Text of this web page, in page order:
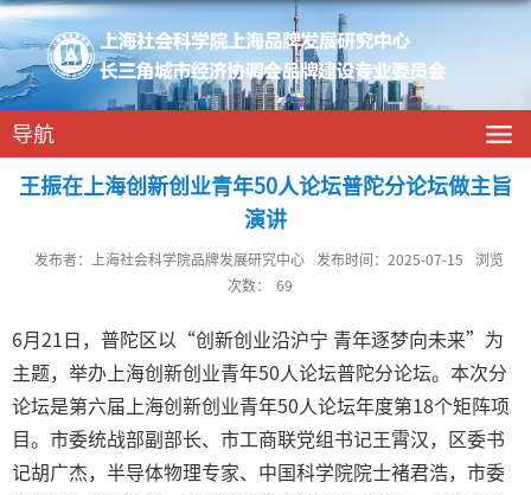
导航
王振在上海创新创业青年50人论坛普陀分论坛做主旨
演讲
发布者：上海社会科学院品牌发展研究中心 发布时间：2025-07-15
浏览
次数：
69
6月 21 日，普陀区以“创新创业沿沪宁 青年逐梦向未来”为
主题，举办上海创新创业青年50 人论坛普陀分论坛。本次分
论坛是第六届上海创新创业青年50 人论坛年度第18个矩阵项
目。市委统战部副部长、市工商联党组书记王霄汉，区委书
记胡广杰，半导体物理专家、中国科学院院士褚君浩，市委